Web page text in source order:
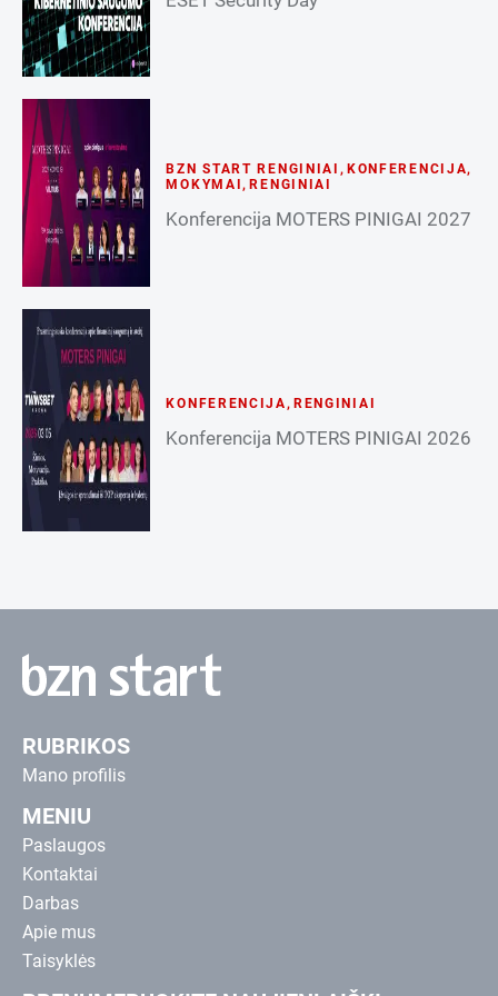
BZN START RENGINIAI , KONFERENCIJA,
MOKYMAI ,RENGINIAI
Konferencija MOTERS PINIGAI 2027
KONFERENCIJA, RENGINIAI
Konferencija MOTERS PINIGAI 2026
RUBRIKOS
Mano profilis
MENIU
Paslaugos
Kontaktai
Darbas
Apie mus
Taisyklės